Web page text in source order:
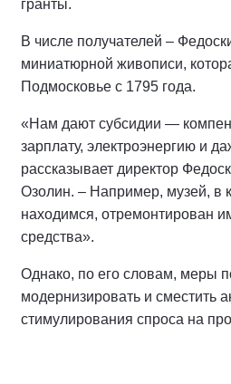
гранты.
В числе получателей –
миниатюрной живописи,
Подмосковье с 1795 года.
«Нам дают субсидии —
зарплату, электроэнергию и
рассказывает директор
Озолин. – Например, музей, в
находимся, отремонтирован
средства».
Однако, по его словам, меры
модернизировать и сместить
стимулирования спроса на